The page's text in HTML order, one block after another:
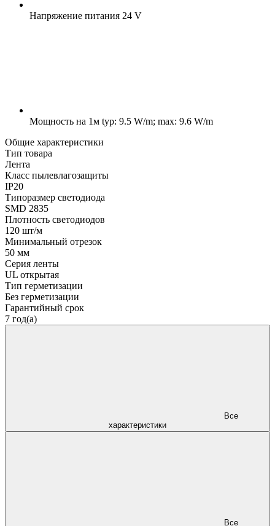
Напряжение питания 24 V
Мощность на 1м typ: 9.5 W/m; max: 9.6 W/m
Общие характеристики
Тип товара
Лента
Класс пылевлагозащиты
IP20
Типоразмер светодиода
SMD 2835
Плотность светодиодов
120 шт/м
Минимальный отрезок
50 мм
Серия ленты
UL открытая
Тип герметизации
Без герметизации
Гарантийный срок
7 год(а)
характеристики